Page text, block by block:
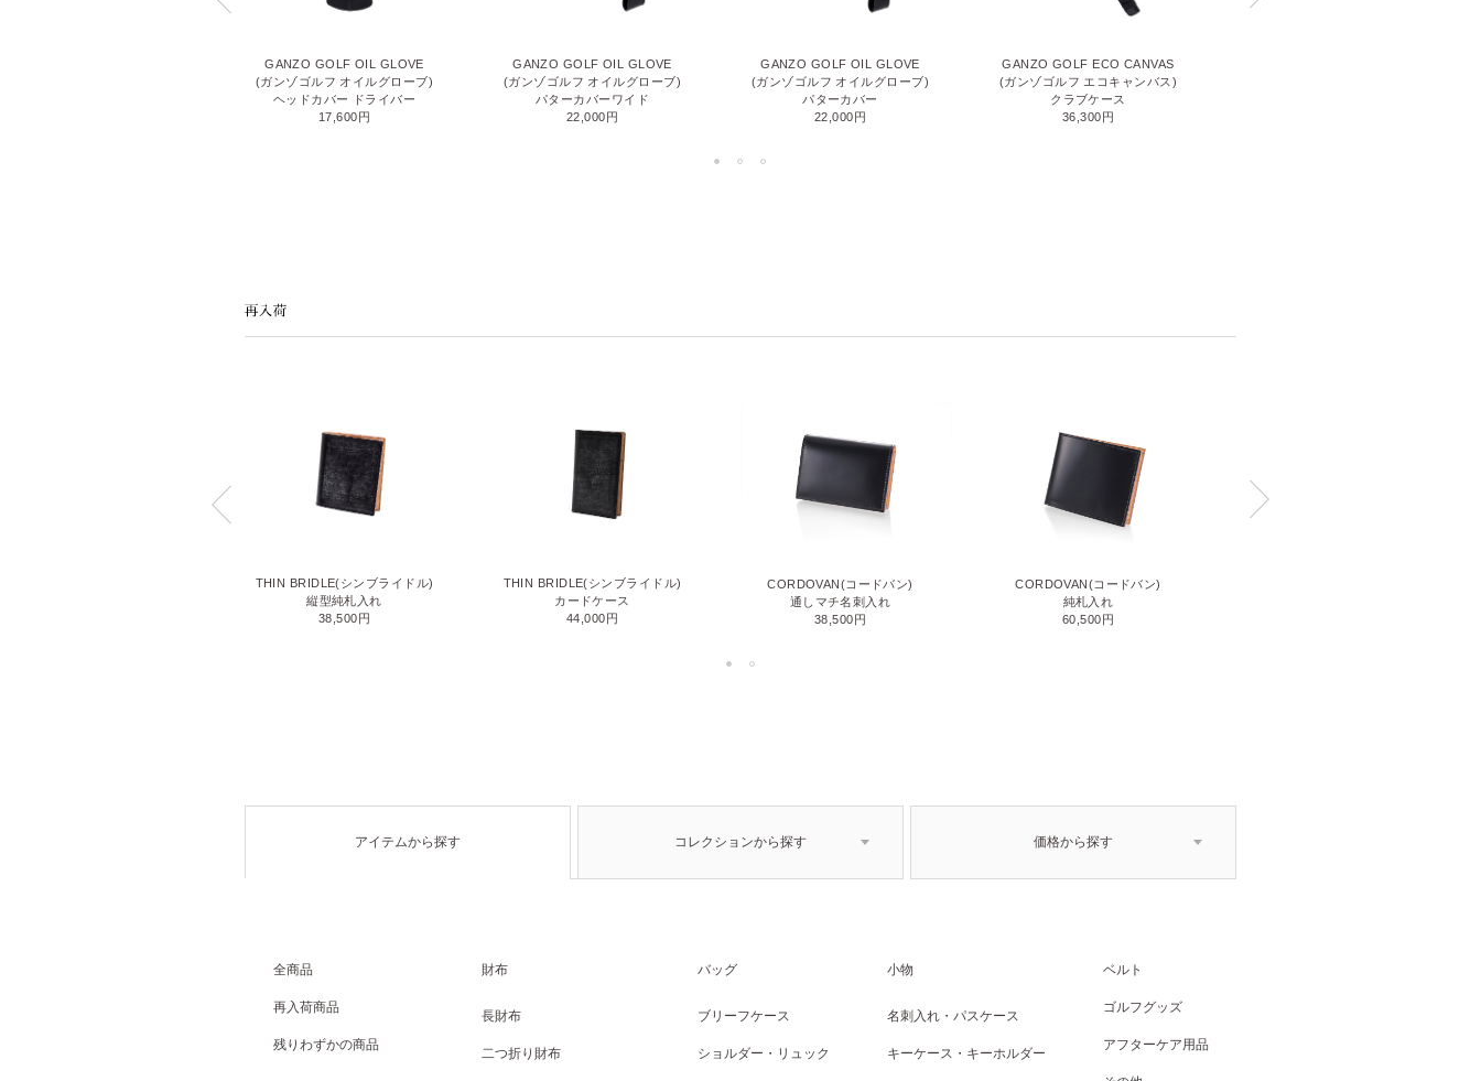
GANZO GOLF OIL GLOVE
(ガンゾゴルフ オイルグローブ)
ヘッドカバー ドライバー
17,600円
GANZO GOLF OIL GLOVE
(ガンゾゴルフ オイルグローブ)
パターカバーワイド
22,000円
GANZO GOLF OIL GLOVE
(ガンゾゴルフ オイルグローブ)
パターカバー
22,000円
GANZO GOLF ECO CANVAS
(ガンゾゴルフ エコキャンバス)
クラブケース
36,300円
THIN BRIDLE(シンブライドル)
縦型純札入れ
38,500円
THIN BRIDLE(シンブライドル)
カードケース
44,000円
CORDOVAN(コードバン)
通しマチ名刺入れ
38,500円
CORDOVAN(コードバン)
純札入れ
60,500円
アイテムから探す コレクションから探す 価格から探す
全商品
再入荷商品
残りわずかの商品
財布
長財布
二つ折り財布
バッグ
ブリーフケース
ショルダー・リュック
小物
名刺入れ・パスケース
キーケース・キーホルダー
ベルト
ゴルフグッズ
アフターケア用品